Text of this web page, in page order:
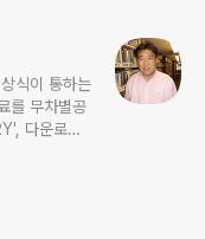
식이 통하는
를 무차별공
다운로드
로!!